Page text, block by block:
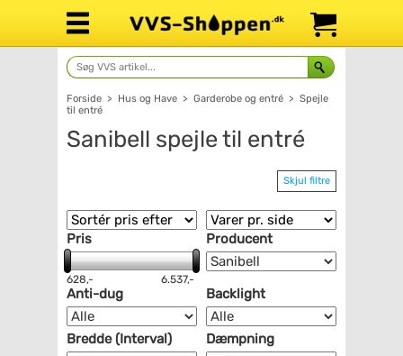
Forside > Hus og Have > Garderobe og entré > Spejle
til entré
Sanibell spejle til entré
Skjul filtre
Pris
628,- 6.537,-
Producent
Anti-dug Backlight
Bredde (Interval) Dæmpning